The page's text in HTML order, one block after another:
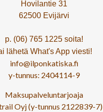
Hovilantie 31
62500 Evijärvi
p. (06) 765 1225 soita!
lähetä What's App viesti!
info@ilponkatiska.fi
y-tunnus: 2404114-9
Maksupalveluntarjoaja
Oyj (y-tunnus 2122839-7)